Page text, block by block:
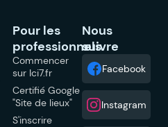
Pour les
professionnels
Commencer
sur Ici7.fr
Certifié Google
"Site de lieux"
S'inscrire
Nous
suivre
Facebook
Instagram